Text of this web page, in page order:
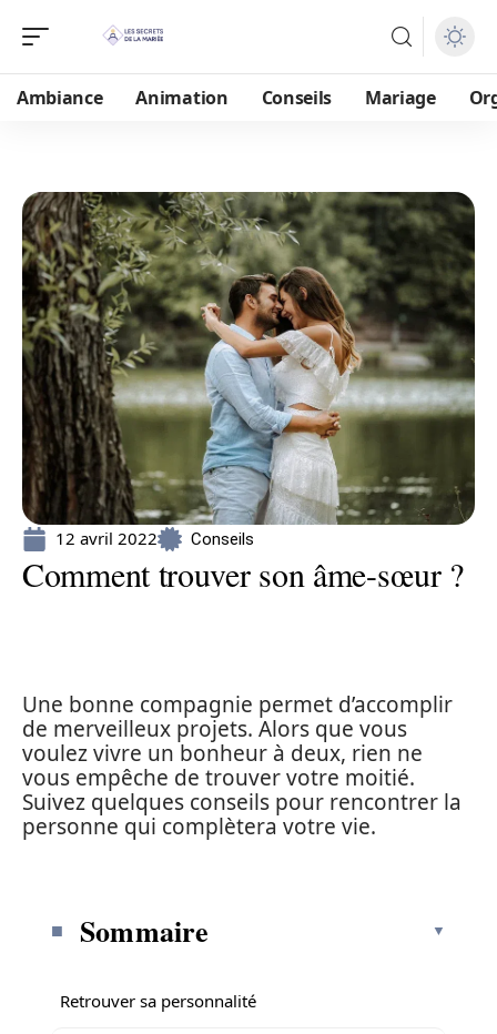
Ambiance Animation Conseils Mariage
12 avril 2022 Conseils
Comment trouver son âme-sœur ?
Une bonne compagnie permet d’accomplir
de merveilleux projets. Alors que vous
voulez vivre un bonheur à deux, rien ne
vous empêche de trouver votre moitié.
Suivez quelques conseils pour rencontrer la
personne qui complètera votre vie.
Sommaire
Retrouver sa personnalité